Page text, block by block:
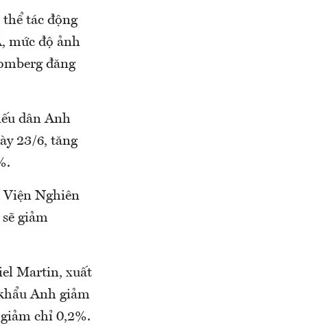
tác động
mức độ ảnh
đăng
dân Anh
23/6, tăng
Viện Nghiên
giảm
Martin, xuất
Anh giảm
chỉ 0,2%.